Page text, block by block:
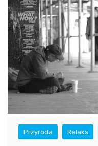
Przyroda Relaks